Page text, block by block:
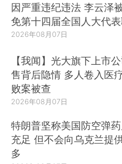
因严重违纪违法 李云泽
免第十四届全国人大代
2026年08月07日
【我闻】光大旗下上市
售背后隐情 多人卷入医
败案被查
2026年08月07日
特朗普坚称美国防空弹
充足 但不会向乌克兰提
多